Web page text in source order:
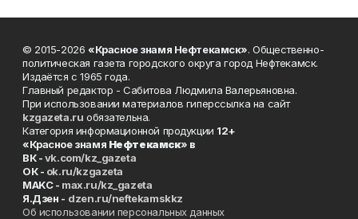
© 2015-2026 «Красное знамя Нефтекамск». Общественно-
политическая газета городского округа город Нефтекамск.
Издаётся с 1965 года.
Главный редактор - Сабитова Людмила Валерьяновна.
При использовании материалов гиперссылка на сайт
kzgazeta.ru обязательна.
Категория информационной продукции 12+
«Красное знамя Нефтекамск» в
ВК -vk.com/kz_gazeta
ОК - ok.ru/kzgazeta
MAKC - max.ru/kz_gazeta
Я.Дзен - dzen.ru/neftekamskkz
Об использовании персональных данных